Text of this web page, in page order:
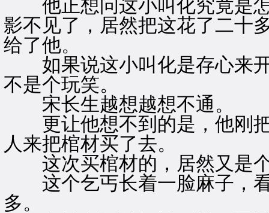
他正想问这小叫化究竟是怎
影不见了，居然把这花了二十
给了他。
如果说这小叫化是存心来开
不是个玩笑。
宋长生越想越想不通。
更让他想不到的是，他刚把
人来把棺材买了去。
这次买棺材的，居然又是个
这个乞丐长着一脸麻子，看
多。